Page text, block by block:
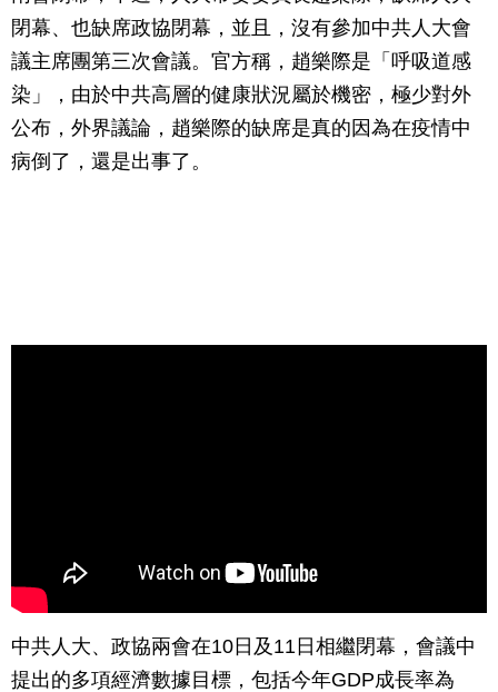
閉幕、也缺席政協閉幕，並且，沒有參加中共人大會
議主席團第三次會議。官方稱，趙樂際是「呼吸道感
染」，由於中共高層的健康狀況屬於機密，極少對外
公布，外界議論，趙樂際的缺席是真的因為在疫情中
病倒了，還是出事了。
中共人大、政協兩會在10日及11日相繼閉幕，會議中
提出的多項經濟數據目標，包括今年GDP成長率為